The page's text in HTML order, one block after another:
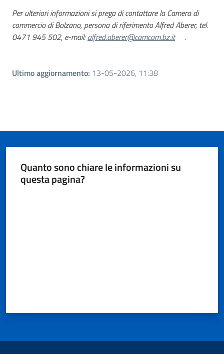
Per ulteriori informazioni si prega di contattare la Camera di
commercio di Bolzano, persona di riferimento Alfred Aberer, tel.
0471 945 502, e-mail:alfred.aberer@camcom.bz.it .
Ultimo aggiornamento: 13-05-2026, 11:38
Quanto sono chiare le informazioni su
questa pagina?